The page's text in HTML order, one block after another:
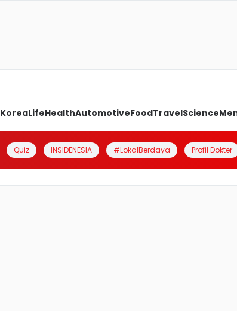
KoreaLifeHealthAutomotiveFoodTravelScience
Quiz INSIDENESIA #LokalBerdaya Profil Dokter